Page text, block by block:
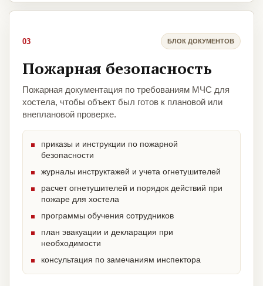
03 БЛОК ДОКУМЕНТОВ
Пожарная безопасность
Пожарная документация по требованиям МЧС для
хостела, чтобы объект был готов к плановой или
внеплановой проверке.
приказы и инструкции по пожарной
безопасности
журналы инструктажей и учета огнетушителей
расчет огнетушителей и порядок действий при
пожаре для хостела
программы обучения сотрудников
план эвакуации и декларация при
необходимости
консультация по замечаниям инспектора